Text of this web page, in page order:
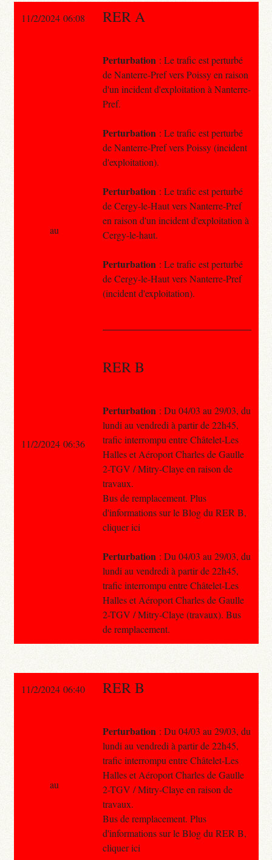
11/2/2024 06:08 RER A
Perturbation : Le trafic est perturbé
de Nanterre-Pref vers Poissy en raison
d'un incident d'exploitation à Nanterre-
Pref.
Perturbation : Le trafic est perturbé
de Nanterre-Pref vers Poissy (incident
d'exploitation).
Perturbation : Le trafic est perturbé
de Cergy-le-Haut vers Nanterre-Pref
en raison d'un incident d'exploitation à
Cergy-le-haut.
Perturbation : Le trafic est perturbé
de Cergy-le-Haut vers Nanterre-Pref
(incident d'exploitation).
RER B
Perturbation : Du 04/03 au 29/03, du
lundi au vendredi à partir de 22h45,
trafic interrompu entre Châtelet-Les
Halles et Aéroport Charles de Gaulle
2-TGV / Mitry-Claye en raison de
travaux.
Bus de remplacement. Plus
d'informations sur le Blog du RER B,
cliquer ici
Perturbation : Du 04/03 au 29/03, du
lundi au vendredi à partir de 22h45,
trafic interrompu entre Châtelet-Les
Halles et Aéroport Charles de Gaulle
2-TGV / Mitry-Claye (travaux). Bus
de remplacement.
au
11/2/2024 06:36
11/2/2024 06:40 RER B
Perturbation : Du 04/03 au 29/03, du
lundi au vendredi à partir de 22h45,
trafic interrompu entre Châtelet-Les
Halles et Aéroport Charles de Gaulle
2-TGV / Mitry-Claye en raison de
travaux.
Bus de remplacement. Plus
d'informations sur le Blog du RER B,
cliquer ici
au